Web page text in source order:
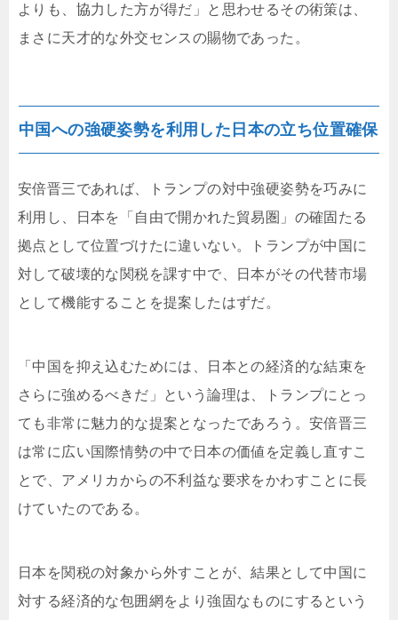
よりも、協力した方が得だ」と思わせるその術策は、
まさに天才的な外交センスの賜物であった。
中国への強硬姿勢を利用した日本の立ち位置確保
安倍晋三であれば、トランプの対中強硬姿勢を巧みに
利用し、日本を「自由で開かれた貿易圏」の確固たる
拠点として位置づけたに違いない。トランプが中国に
対して破壊的な関税を課す中で、日本がその代替市場
として機能することを提案したはずだ。
「中国を抑え込むためには、日本との経済的な結束を
さらに強めるべきだ」という論理は、トランプにとっ
ても非常に魅力的な提案となったであろう。安倍晋三
は常に広い国際情勢の中で日本の価値を定義し直すこ
とで、アメリカからの不利益な要求をかわすことに長
けていたのである。
日本を関税の対象から外すことが、結果として中国に
対する経済的な包囲網をより強固なものにするという